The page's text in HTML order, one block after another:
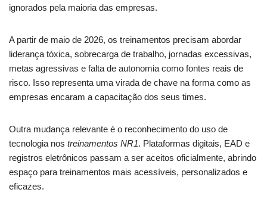
ignorados pela maioria das empresas.
A partir de maio de 2026, os treinamentos precisam abordar
liderança tóxica, sobrecarga de trabalho, jornadas excessivas,
metas agressivas e falta de autonomia como fontes reais de
risco. Isso representa uma virada de chave na forma como as
empresas encaram a capacitação dos seus times.
Outra mudança relevante é o reconhecimento do uso de
tecnologia nos treinamentos NR1. Plataformas digitais, EAD e
registros eletrônicos passam a ser aceitos oficialmente, abrindo
espaço para treinamentos mais acessíveis, personalizados e
eficazes.